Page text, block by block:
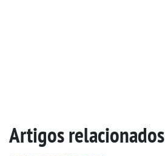
Artigos relacionados